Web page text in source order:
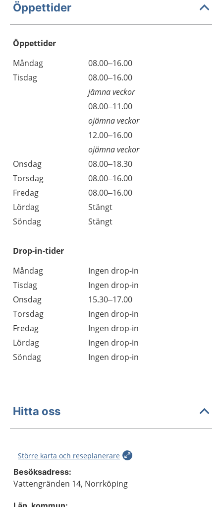
Öppettider
Öppettider
Dag
Öppettider
Kommentarer
Måndag
08.00–16.00
Tisdag
08.00–16.00
jämna veckor
08.00–11.00
ojämna veckor
12.00–16.00
ojämna veckor
Onsdag
08.00–18.30
Torsdag
08.00–16.00
Fredag
08.00–16.00
Lördag
Stängt
Söndag
Stängt
Drop-in-tider
Måndag
Ingen drop-in
Tisdag
Ingen drop-in
Onsdag
15.30–17.00
Torsdag
Ingen drop-in
Fredag
Ingen drop-in
Lördag
Ingen drop-in
Söndag
Ingen drop-in
Hitta oss
Större karta och reseplanerare
Besöksadress:
Vattengränden 14, Norrköping